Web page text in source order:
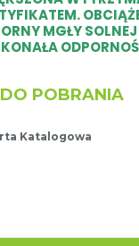
MGŁY
POBRANIA
Katalogowa